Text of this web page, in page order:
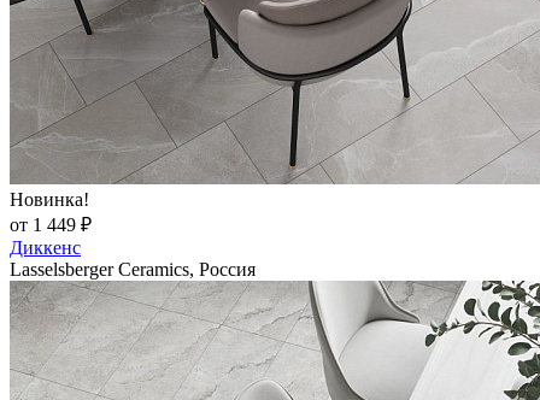
Новинка!
от 1 449 ₽
Диккенс
Lasselsberger Ceramics, Россия